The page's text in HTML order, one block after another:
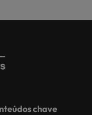
chave